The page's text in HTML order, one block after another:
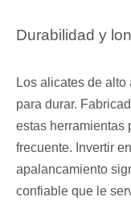
Durabilidad y
Los alicates de
para durar.
estas herramientas
frecuente. Invertir
apalancamiento
confiable que le